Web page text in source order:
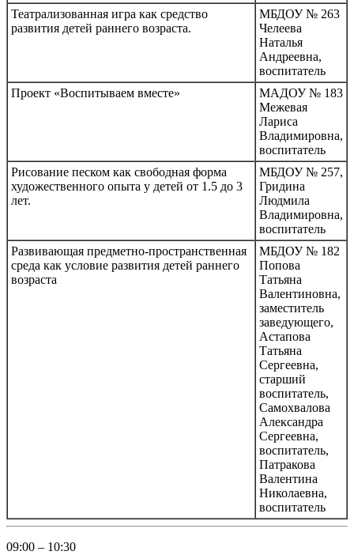
Театрализованная игра как средство
развития детей раннего возраста.
МБДОУ № 263
Челеева
Наталья
Андреевна,
воспитатель
Проект «Воспитываем вместе»
МАДОУ № 183
Межевая
Лариса
Владимировна,
воспитатель
Рисование песком как свободная форма
художественного опыта у детей от 1.5 до 3
лет.
МБДОУ № 257,
Гридина
Людмила
Владимировна,
воспитатель
Развивающая предметно-пространственная
среда как условие развития детей раннего
возраста
МБДОУ № 182
Попова
Татьяна
Валентиновна,
заместитель
заведующего,
Астапова
Татьяна
Сергеевна,
старший
воспитатель,
Самохвалова
Александра
Сергеевна,
воспитатель,
Патракова
Валентина
Николаевна,
воспитатель
09:00 – 10:30